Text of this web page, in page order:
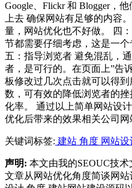
Google、Flickr 和 Blogger，
上去 确保网站有足够的内容
量， 网站优化也不好做。 四：
节都需要仔细考虑，这是一个
五： 指导浏览者 避免混乱，
者，是可行的。在页面上”告
板修改过几次点击就可以得
数，可有效的降低浏览者的
化率。 通过以上简单网站设计
优化后带来的效果相关公司网
关键词标签: 建站 角度 网站设
声明: 本文由我的SEOUC技术
文章从网站优化角度简谈网